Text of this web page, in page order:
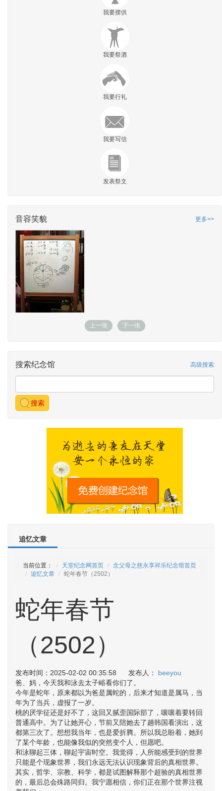
我要摆供
我要祭酒
我要行礼
我要写信
发表祭文
音容笑貌 更多>>
上一张 下一张
搜索纪念馆 高级搜索
搜索
追忆文章
当前位置： 天堂纪念网首页
念父母之慈永享祥乐纪念馆首页
追忆文章
蛇年春节（2502）
蛇年春节
（2502）
发布时间：2025-02-02 00:35:58 发布人： beeyou
爸、妈，今天我和泳去太子峪看你们了。
今年是蛇年，原来都以为爸是属蛇的，后来才知道是属马，当
年为了当兵，虚报了一岁。
桃的厌学征还是好不了，这回又腻歪国际部了，嚷嚷着要转回
普通高中。为了让她开心，节前又陪她去了趟韩国看演出，这
都第三次了。想想我当年，也是爱折腾。所以我总盼着，她到
了某个年龄，也能像我似的突然变个人，但愿吧。
和泳聊起三体，聊起宇宙时空。我觉得，人所能感受到的世界
只能是个现象世界，我们永远无法认识现象背后的真相世界。
其实，哲学、宗教、科学，都是试图解释那个超验的真相世界
的，最后总会殊路同归。我宁愿相信，你们正在那个世界注视